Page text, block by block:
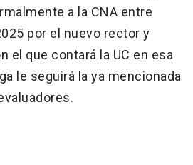
a la CNA entre
por el nuevo rector y
el que contará la UC en esa
le seguirá la ya mencionada